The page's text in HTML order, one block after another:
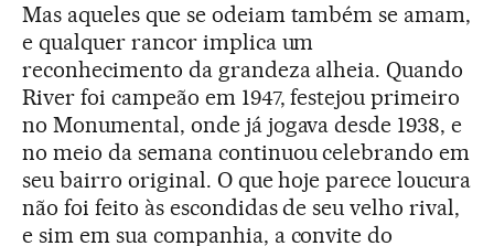
Mas aqueles que se odeiam também se amam,
e qualquer rancor implica um
reconhecimento da grandeza alheia. Quando
River foi campeão em 1947, festejou primeiro
no Monumental, onde já jogava desde 1938, e
no meio da semana continuou celebrando em
seu bairro original. O que hoje parece loucura
não foi feito às escondidas de seu velho rival,
e sim em sua companhia, a convite do